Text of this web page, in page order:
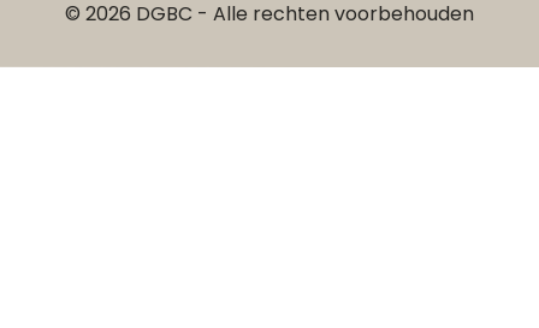
© 2026 DGBC - Alle rechten voorbehouden